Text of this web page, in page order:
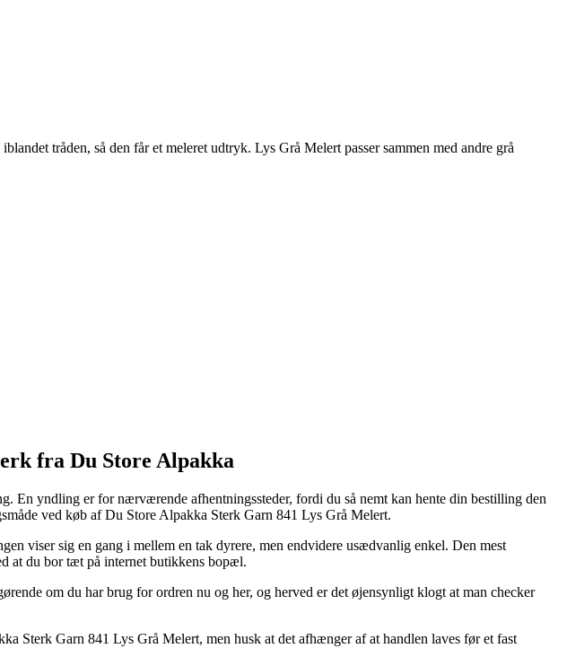
tråden, så den får et meleret udtryk. Lys Grå Melert passer sammen med andre grå
fra Du Store Alpakka
En yndling er for nærværende afhentningssteder, fordi du så nemt kan hente din bestilling den
ved køb af Du Store Alpakka Sterk Garn 841 Lys Grå Melert.
viser sig en gang i mellem en tak dyrere, men endvidere usædvanlig enkel. Den mest
at du bor tæt på internet butikkens bopæl.
om du har brug for ordren nu og her, og herved er det øjensynligt klogt at man checker
Sterk Garn 841 Lys Grå Melert, men husk at det afhænger af at handlen laves før et fast